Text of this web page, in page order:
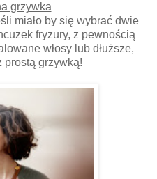
grzywka
miało by się wybrać dwie
fryzury, z pewnością
włosy lub dłuższe,
prostą grzywką!